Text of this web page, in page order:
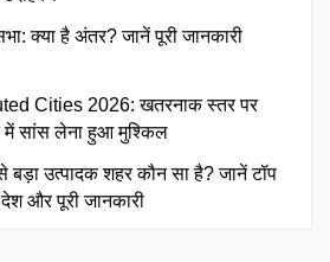
क्या है अंतर? जानें पूरी जानकारी
Cities 2026: खतरनाक स्तर पर
में सांस लेना हुआ मुश्किल
बड़ा उत्पादक शहर कौन सा है? जानें टॉप
और पूरी जानकारी